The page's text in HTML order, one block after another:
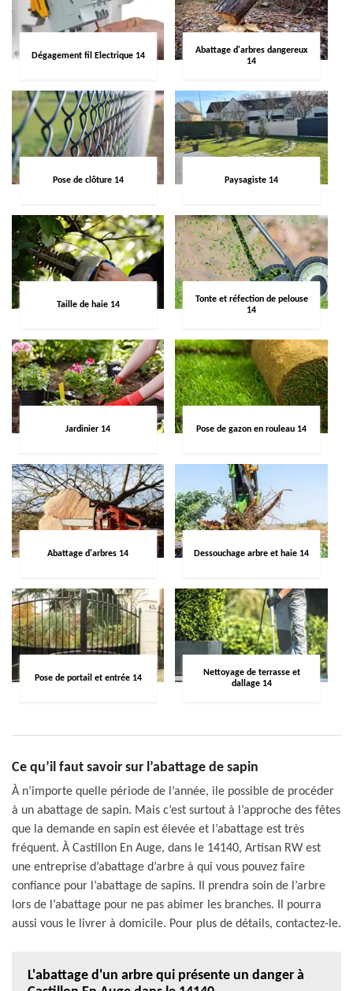
Dégagement fil Electrique 14
Abattage d'arbres dangereux
14
Pose de clôture 14 Paysagiste 14
Taille de haie 14
Tonte et réfection de pelouse
14
Jardinier 14 Pose de gazon en rouleau 14
Abattage d'arbres 14 Dessouchage arbre et haie 14
Pose de portail et entrée 14
Nettoyage de terrasse et
dallage 14
Ce qu’il faut savoir sur l’abattage de sapin
À n’importe quelle période de l’année, ile possible de procéder
à un abattage de sapin. Mais c’est surtout à l’approche des fêtes
que la demande en sapin est élevée et l’abattage est très
fréquent. À Castillon En Auge, dans le 14140, Artisan RW est
une entreprise d’abattage d’arbre à qui vous pouvez faire
confiance pour l’abattage de sapins. Il prendra soin de l’arbre
lors de l’abattage pour ne pas abimer les branches. Il pourra
aussi vous le livrer à domicile. Pour plus de détails, contactez-le.
L'abattage d'un arbre qui présente un danger à